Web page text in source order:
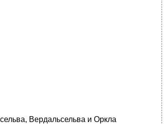
Вердальсельва и Оркла